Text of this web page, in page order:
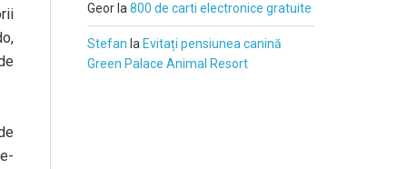
Geor la 800 de carti electronice gratuite
Stefan la Evitați pensiunea canină
Green Palace Animal Resort